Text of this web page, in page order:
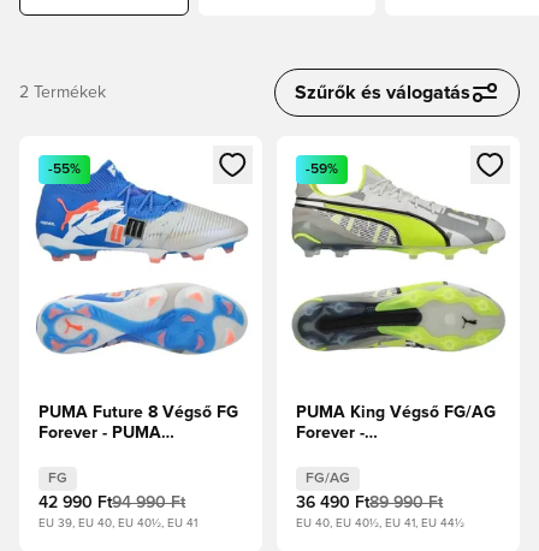
2 Termékek Szűrők és válogatás
Megnyit egy modált a bejelentkezéshez vagy a tagként
-55%
PUMA Future 8 Végső FG
Forever - PUMA
Kék/Tollszürke/PUMA
Fekete/Izzó piros Limitált
kiadás
FG
42 990 Ft94 990 Ft
EU 39, EU 40, EU 40½, EU 41
Megnyit egy modált a
-59%
PUMA King Végső FG/AG
Forever -
lime/PUMA Fehér/Matt
világosszürke Limitált
kiadás
FG/AG
36 490 Ft89 990 Ft
EU 40, EU 40½, EU 41, EU 44½